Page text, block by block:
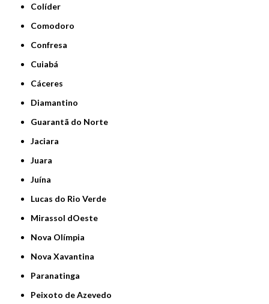
Colíder
Comodoro
Confresa
Cuiabá
Cáceres
Diamantino
Guarantã do Norte
Jaciara
Juara
Juína
Lucas do Rio Verde
Mirassol dOeste
Nova Olímpia
Nova Xavantina
Paranatinga
Peixoto de Azevedo